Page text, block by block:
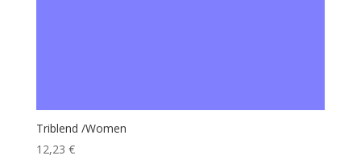
Triblend /Women
12,23 €